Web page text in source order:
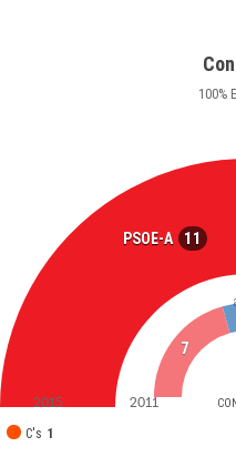
100%
PSOE-A 11
C's 1
7
2015 2011